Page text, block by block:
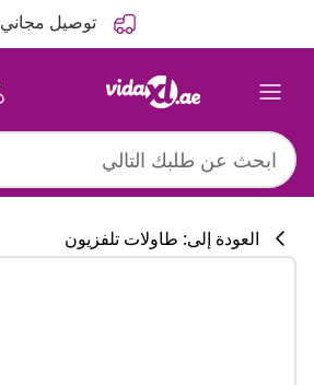
توصيل مجاني
العودة إلى: طاولات تلفزيون